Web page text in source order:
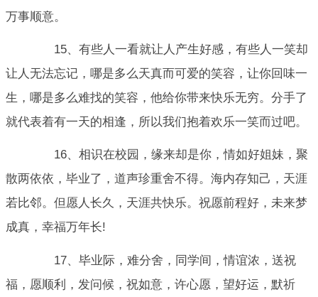
万事顺意。
15、有些人一看就让人产生好感，有些人一笑却
让人无法忘记，哪是多么天真而可爱的笑容，让你回味一
生，哪是多么难找的笑容，他给你带来快乐无穷。分手了
就代表着有一天的相逢，所以我们抱着欢乐一笑而过吧。
16、相识在校园，缘来却是你，情如好姐妹，聚
散两依依，毕业了，道声珍重舍不得。海内存知己，天涯
若比邻。但愿人长久，天涯共快乐。祝愿前程好，未来梦
成真，幸福万年长!
17、毕业际，难分舍，同学间，情谊浓，送祝
福，愿顺利，发问候，祝如意，许心愿，望好运，默祈